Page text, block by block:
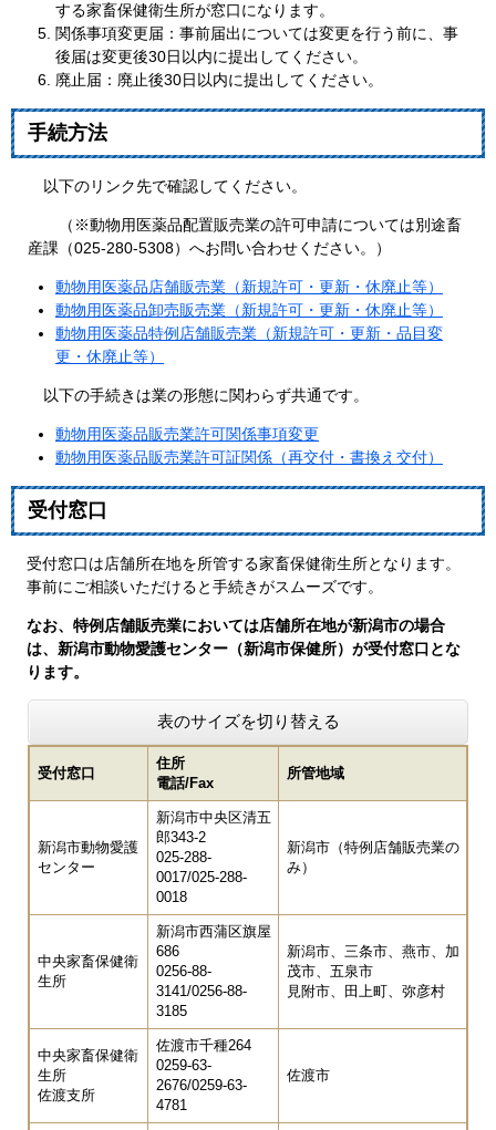
する家畜保健衛生所が窓口になります。
関係事項変更届：事前届出については変更を行う前に、事
後届は変更後30日以内に提出してください。
廃止届：廃止後30日以内に提出してください。
手続方法
以下のリンク先で確認してください。
（※動物用医薬品配置販売業の許可申請については別途畜
産課（025-280-5308）へお問い合わせください。）
動物用医薬品店舗販売業（新規許可・更新・休廃止等）
動物用医薬品卸売販売業（新規許可・更新・休廃止等）
動物用医薬品特例店舗販売業（新規許可・更新・品目変
更・休廃止等）
以下の手続きは業の形態に関わらず共通です。
動物用医薬品販売業許可関係事項変更
動物用医薬品販売業許可証関係（再交付・書換え交付）
受付窓口
受付窓口は店舗所在地を所管する家畜保健衛生所となります。
事前にご相談いただけると手続きがスムーズです。
なお、特例店舗販売業においては店舗所在地が新潟市の場合
は、新潟市動物愛護センター（新潟市保健所）が受付窓口とな
ります。
表のサイズを切り替える
受付窓口
住所
電話/Fax
所管地域
新潟市動物愛護
センター
新潟市中央区清五
郎343-2
025-288-
0017/025-288-
0018
新潟市（特例店舗販売業の
み）
中央家畜保健衛
生所
新潟市西蒲区旗屋
686
0256-88-
3141/0256-88-
3185
新潟市、三条市、燕市、加
茂市、五泉市
見附市、田上町、弥彦村
中央家畜保健衛
生所
佐渡支所
佐渡市千種264
0259-63-
2676/0259-63-
4781
佐渡市